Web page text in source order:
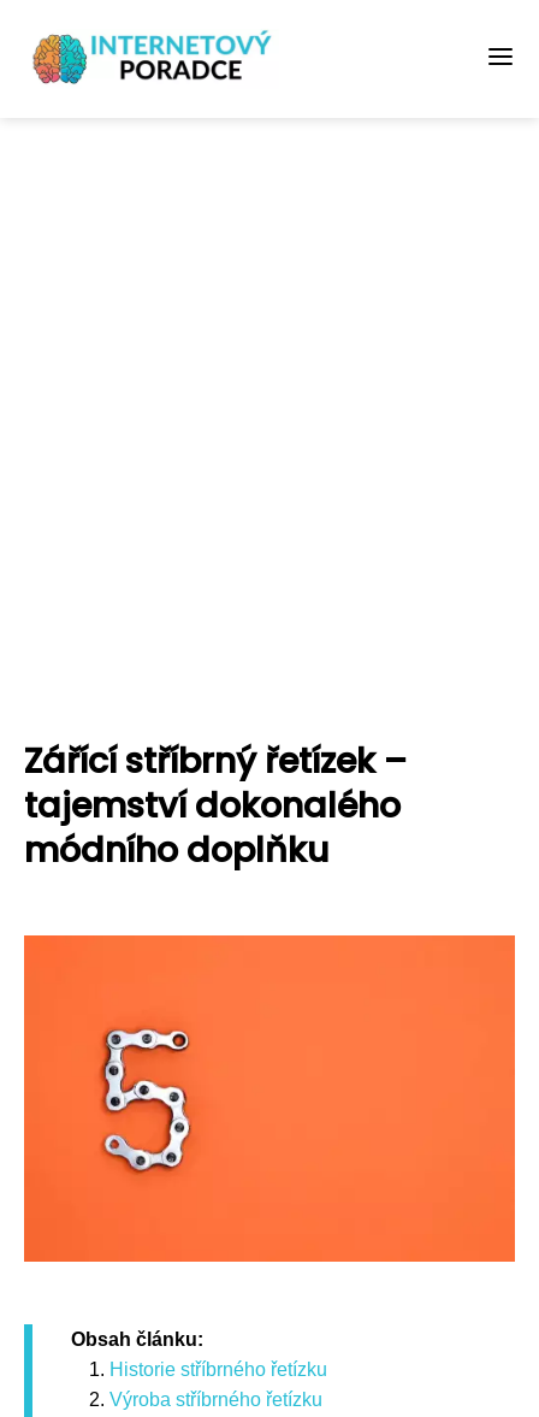
Zářící stříbrný řetízek –
tajemství dokonalého
módního doplňku
Obsah článku:
Historie stříbrného řetízku
Výroba stříbrného řetízku